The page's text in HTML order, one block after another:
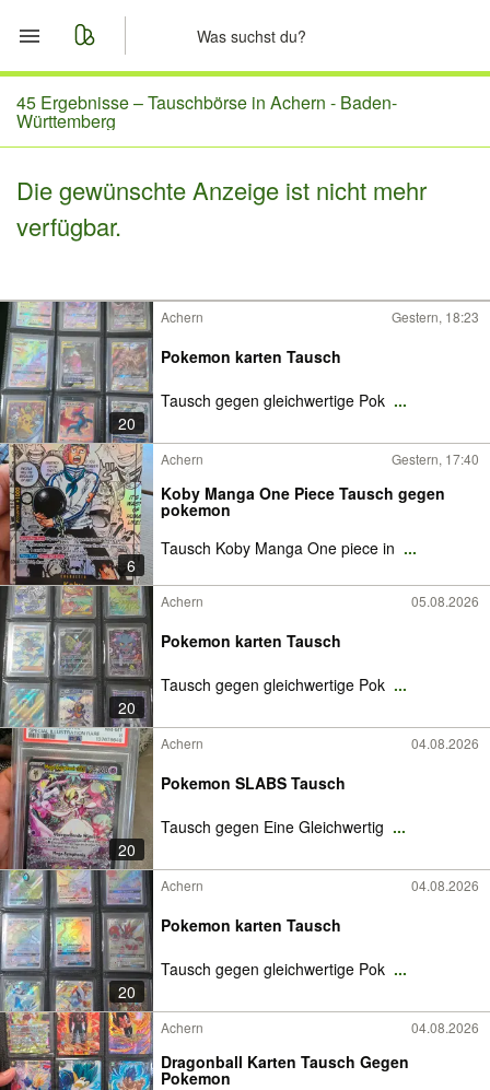
Start
Merkliste
Nachrichten
45 Ergebnisse –Tauschbörse in Achern - Baden-
Württemberg
Die gewünschte Anzeige ist nicht mehr
verfügbar.
20
Achern Gestern, 18:23
Pokemon karten Tausch
Tausch gegen gleichwertige Pok ...
6
Achern Gestern, 17:40
Koby Manga One Piece Tausch gegen
pokemon
Tausch Koby Manga One piece in ...
20
Achern 05.08.2026
Pokemon karten Tausch
Tausch gegen gleichwertige Pok ...
20
Achern 04.08.2026
Pokemon SLABS Tausch
Tausch gegen Eine Gleichwertig ...
20
Achern 04.08.2026
Pokemon karten Tausch
Tausch gegen gleichwertige Pok ...
Achern 04.08.2026
Dragonball Karten Tausch Gegen
Pokemon